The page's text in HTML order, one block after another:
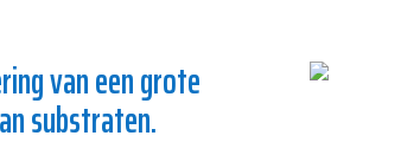
van een grote
substraten.